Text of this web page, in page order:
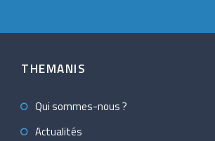
THEMANIS
Qui sommes-nous ?
Actualités